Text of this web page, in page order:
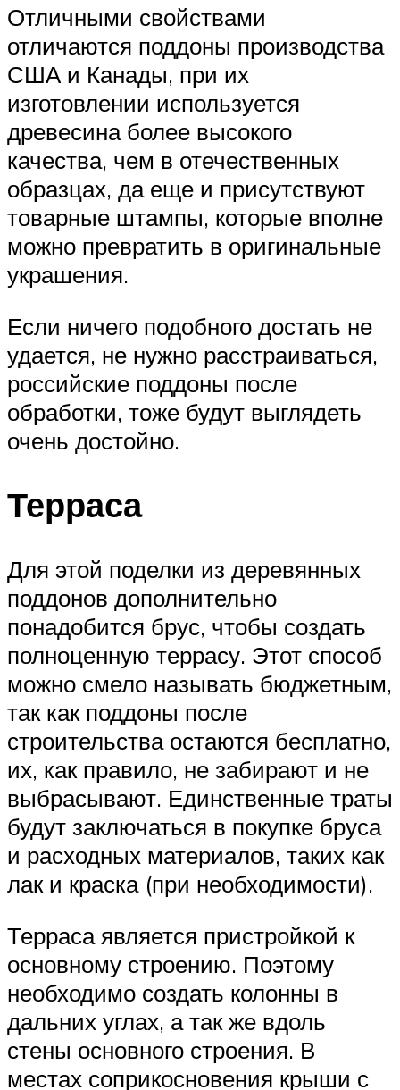
Отличными свойствами
отличаются поддоны производства
США и Канады, при их
изготовлении используется
древесина более высокого
качества, чем в отечественных
образцах, да еще и присутствуют
товарные штампы, которые вполне
можно превратить в оригинальные
украшения.
Если ничего подобного достать не
удается, не нужно расстраиваться,
российские поддоны после
обработки, тоже будут выглядеть
очень достойно.
Терраса
Для этой поделки из деревянных
поддонов дополнительно
понадобится брус, чтобы создать
полноценную террасу. Этот способ
можно смело называть бюджетным,
так как поддоны после
строительства остаются бесплатно,
их, как правило, не забирают и не
выбрасывают. Единственные траты
будут заключаться в покупке бруса
и расходных материалов, таких как
лак и краска (при необходимости).
Терраса является пристройкой к
основному строению. Поэтому
необходимо создать колонны в
дальних углах, а так же вдоль
стены основного строения. В
местах соприкосновения крыши с